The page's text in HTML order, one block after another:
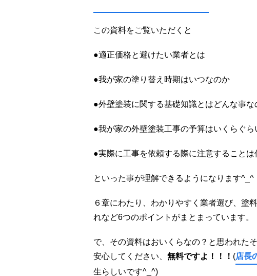
この資料をご覧いただくと
●適正価格と避けたい業者とは
●我が家の塗り替え時期はいつなのか
●外壁塗装に関する基礎知識とはどんな事な
●我が家の外壁塗装工事の予算はいくらぐら
●実際に工事を依頼する際に注意することは
といった事が理解できるようになります^_^
６章にわたり、わかりやすく業者選び、塗
れなど6つのポイントがまとまっています。
で、その資料はおいくらなの？と思われた
安心してください、 無料ですよ！！！ (店長
生らしいです^_^)